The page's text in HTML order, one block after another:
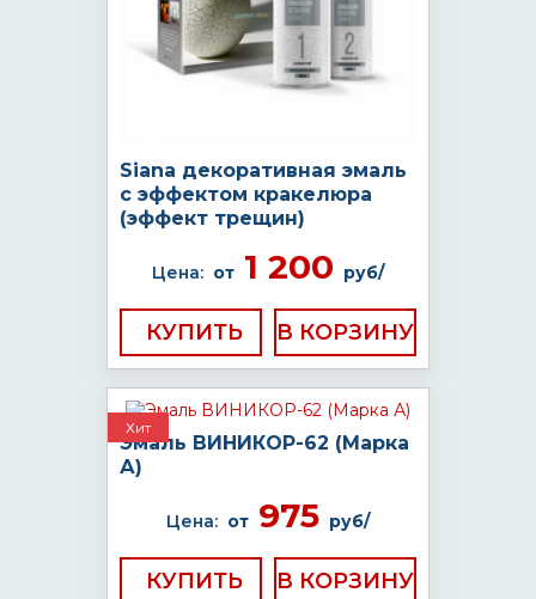
Siana декоративная эмаль
с эффектом кракелюра
(эффект трещин)
Цена: от 1 200 руб/
КУПИТЬ
Хит
Эмаль ВИНИКОР-62 (Марка
А)
Цена: от 975 руб/
КУПИТЬ